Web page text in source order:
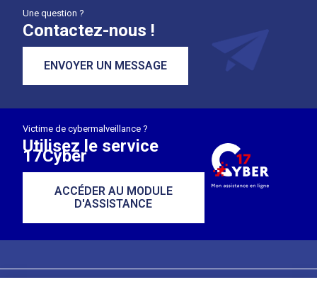
Une question ?
Contactez-nous !
ENVOYER UN MESSAGE
Victime de cybermalveillance ?
Utilisez le service
17Cyber
ACCÉDER AU MODULE
D'ASSISTANCE